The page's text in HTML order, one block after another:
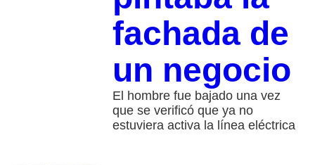
fachada de
un negocio
El hombre fue bajado una vez
que se verificó que ya no
estuviera activa la línea eléctrica